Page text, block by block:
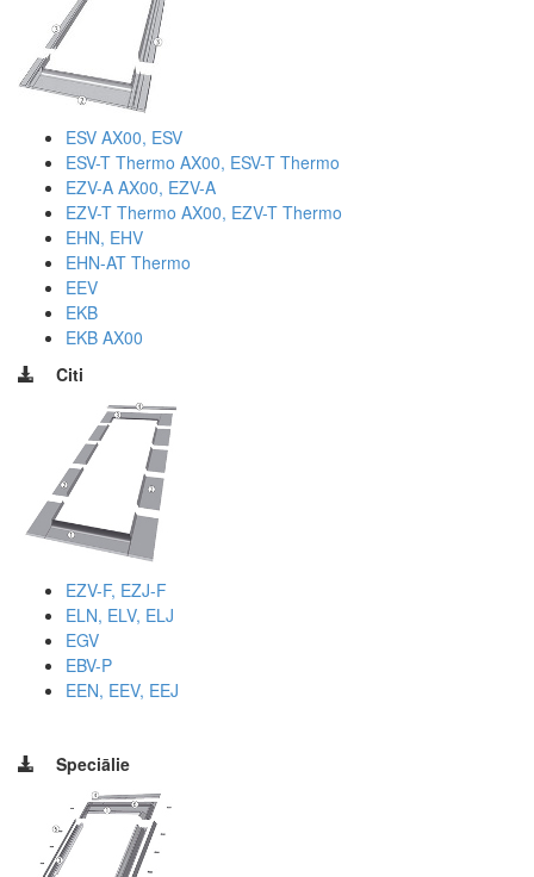
ESV AX00, ESV
ESV-T Thermo AX00, ESV-T Thermo
EZV-A AX00, EZV-A
EZV-T Thermo AX00, EZV-T Thermo
EHN, EHV
EHN-AT Thermo
EEV
EKB
EKB AX00
Citi
EZV-F, EZJ-F
ELN, ELV, ELJ
EGV
EBV-P
EEN, EEV, EEJ
Speciālie